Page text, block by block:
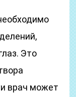
Это
врач может